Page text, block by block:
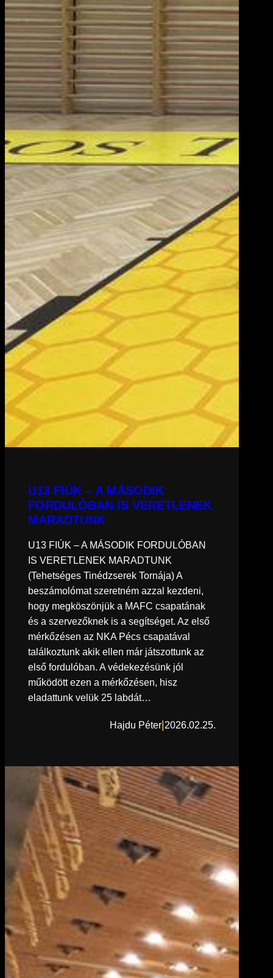
U13 FIÚK – A MÁSODIK
FORDULÓBAN IS VERETLENEK
MARADTUNK
U13 FIÚK – A MÁSODIK FORDULÓBAN
IS VERETLENEK MARADTUNK
(Tehetséges Tinédzserek Tornája) A
beszámolómat szeretném azzal kezdeni,
hogy megköszönjük a MAFC csapatának
és a szervezőknek is a segítséget. Az első
mérkőzésen az NKA Pécs csapatával
találkoztunk akik ellen már játszottunk az
első fordulóban. A védekezésünk jól
működött ezen a mérkőzésen, hisz
eladattunk velük 25 labdát…
Hajdu Péter 2026.02.25.